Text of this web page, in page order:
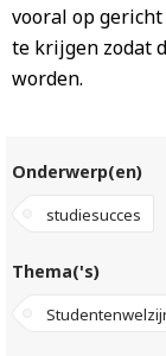
vooral op gericht
te krijgen zodat
worden.
Onderwerp(en)
studiesucces
Thema('s)